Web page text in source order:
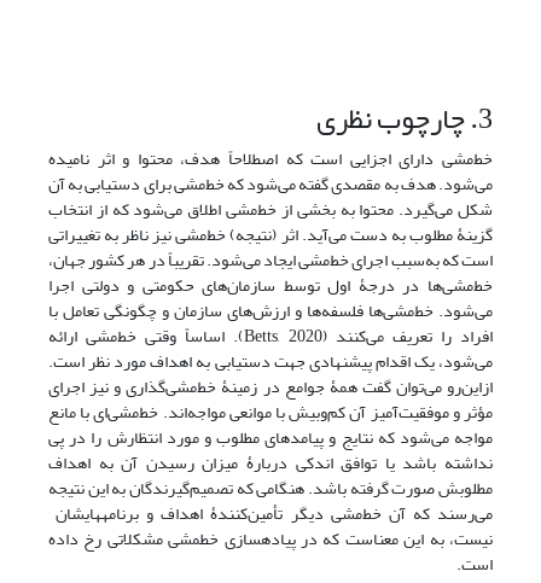
3. چارچوب نظری
خط‌مشی دارای اجزایی است که اصطلاحاً هدف، محتوا و اثر نامیده
می‌شود. هدف به مقصدی گفته می‌شود که خط‌مشی برای دستیابی به آن
شکل می‌گیرد. محتوا به بخشی از خط‌مشی اطلاق می‌شود که از انتخاب
گزینۀ مطلوب به دست می‌آید. اثر (نتیجه) خط‌مشی نیز ناظر به تغییراتی
است که به‌سبب اجرای خط‌مشی ایجاد می‌شود. تقریباً در هر کشور جهان،
خط‌مشی‌ها در درجۀ اول توسط سازمان‌های حکومتی و دولتی اجرا
می‌شود. خط‌مشی‌ها فلسفه‌ها و ارزش‌های سازمان و چگونگی تعامل با
افراد را تعریف می‌کنند (Betts, 2020). اساساً وقتی خط‌مشی ارائه
می‌شود، یک اقدام پیشنهادی جهت دستیابی به اهداف مورد نظر است.
ازاین‌رو می‌توان گفت همۀ جوامع در زمینۀ خط‌مشی‌گذاری و نیز اجرای
مؤثر و موفقیت‌آمیز آن کم‌وبیش با موانعی مواجه‌اند. خط‌مشی‌ای با مانع
مواجه می‌شود که نتایج و پیامدهای مطلوب و مورد انتظارش را در پی
نداشته باشد یا توافق اندکی دربارۀ میزان رسیدن آن به اهداف
مطلوبش صورت گرفته باشد. هنگامی که تصمیم‌گیرندگان به این نتیجه
می‌رسند که آن خط‌مشی دیگر تأمین‌کنندۀ اهداف و برنامه‎هایشان
نیست، به این معناست که در پیاده‎سازی خط‎مشی مشکلاتی رخ داده
است.